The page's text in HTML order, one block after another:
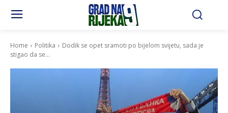
Home Politika
Dodik se opet sramoti po bijelom svijetu, sada je
stigao da se...